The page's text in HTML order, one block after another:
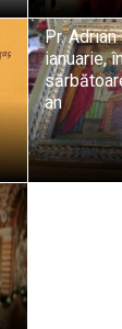
Pr. Adrian
ianuarie,
an